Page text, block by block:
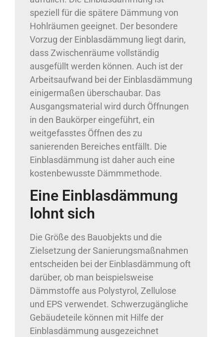
speziell für die spätere Dämmung von
Hohlräumen geeignet. Der besondere
Vorzug der Einblasdämmung liegt darin,
dass Zwischenräume vollständig
ausgefüllt werden können. Auch ist der
Arbeitsaufwand bei der Einblasdämmung
einigermaßen überschaubar. Das
Ausgangsmaterial wird durch Öffnungen
in den Baukörper eingeführt, ein
weitgefasstes Öffnen des zu
sanierenden Bereiches entfällt. Die
Einblasdämmung ist daher auch eine
kostenbewusste Dämmmethode.
Eine Einblasdämmung
lohnt sich
Die Größe des Bauobjekts und die
Zielsetzung der Sanierungsmaßnahmen
entscheiden bei der Einblasdämmung oft
darüber, ob man beispielsweise
Dämmstoffe aus Polystyrol, Zellulose
und EPS verwendet. Schwerzugängliche
Gebäudeteile können mit Hilfe der
Einblasdämmung ausgezeichnet